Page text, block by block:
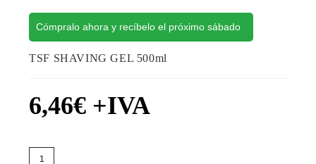
Cómpralo ahora y recíbelo el próximo sábado
TSF SHAVING GEL 500ml
6,46€ +IVA